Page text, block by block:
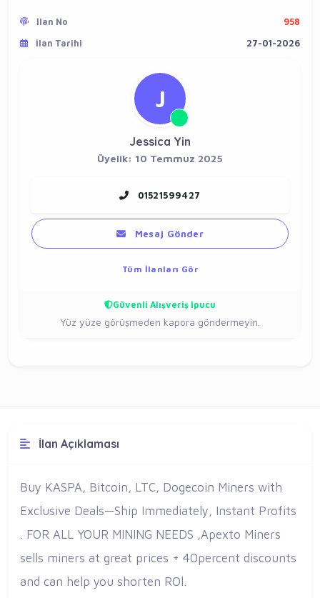
İlan No
958
İlan Tarihi
27-01-2026
J
Jessica Yin
Üyelik: 10 Temmuz 2025
01521599427
Mesaj Gönder
Tüm İlanları Gör
Güvenli Alışveriş İpucu
Yüz yüze görüşmeden kapora göndermeyin.
İlan Açıklaması
Buy KASPA, Bitcoin, LTC, Dogecoin Miners with
Exclusive Deals—Ship Immediately, Instant Profits
. FOR ALL YOUR MINING NEEDS ,Apexto Miners
sells miners at great prices + 40percent discounts
and can help you shorten ROl.